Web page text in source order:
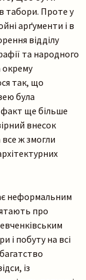
табори. Проте у
арґументи і в
відділу
та народного
окрему
так, що
була
ще більше
внесок
все ж змогли
неформальним
про
і побуту на всі
із